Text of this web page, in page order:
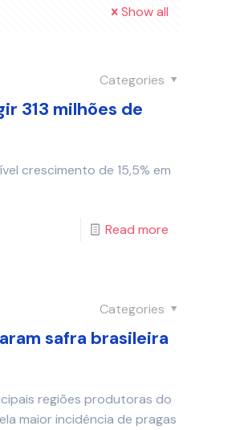
Show all
Categories
313 milhões de
crescimento de 15,5% em
Read more
Categories
safra brasileira
regiões produtoras do
maior incidência de pragas